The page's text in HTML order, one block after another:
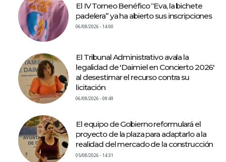
El IV Torneo Benéfico “Eva, la bichete
padelera” ya ha abierto sus inscripciones
06/08/2026 - 14:00
El Tribunal Administrativo avala la
legalidad de 'Daimiel en Concierto 2026'
al desestimar el recurso contra su
licitación
06/08/2026 - 09:49
El equipo de Gobierno reformulará el
proyecto de la plaza para adaptarlo a la
realidad del mercado de la construcción
05/08/2026 - 14:31